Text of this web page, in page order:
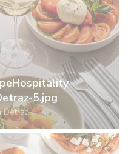
5.jpg
Detraz